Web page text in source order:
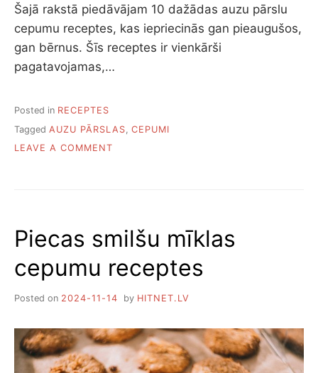
Šajā rakstā piedāvājam 10 dažādas auzu pārslu
cepumu receptes, kas iepriecinās gan pieaugušos,
gan bērnus. Šīs receptes ir vienkārši
pagatavojamas,…
Posted in RECEPTES
Tagged AUZU PĀRSLAS CEPUMI
LEAVE A COMMENT
RECEPTES
Piecas smilšu mīklas
cepumu receptes
Posted on 2024-11-14 by HITNET.LV